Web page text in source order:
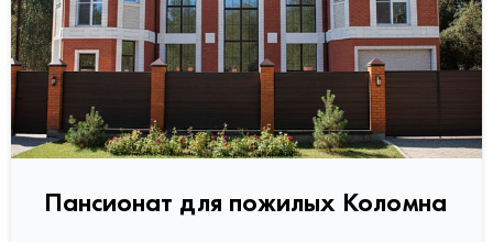
Пансионат для пожилых Коломна